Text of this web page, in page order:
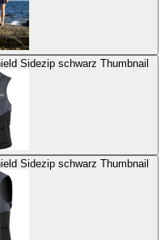
schwarz Thumbnail
schwarz Thumbnail